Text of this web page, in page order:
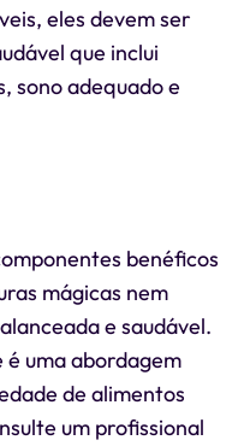
eles devem ser
que inclui
sono adequado e
benéficos
mágicas nem
e saudável.
é uma abordagem
de alimentos
um profissional